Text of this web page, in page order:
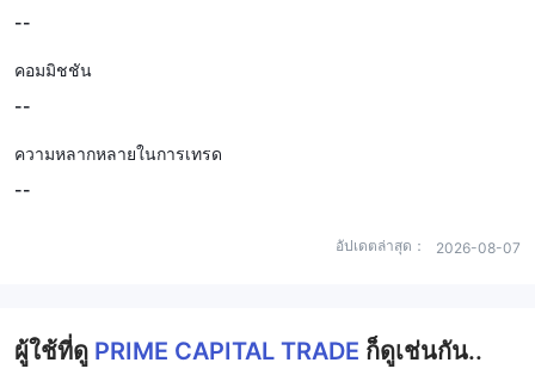
--
คอมมิชชัน
--
ความหลากหลายในการเทรด
--
อัปเดตล่าสุด： 2026-08-07
ผู้ใช้ที่ดู PRIME CAPITAL TRADE ก็ดูเช่นกัน..